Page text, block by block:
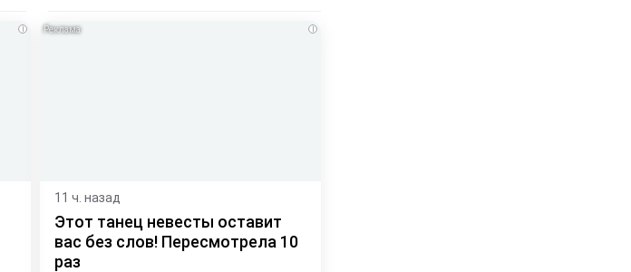
i i
11 ч. назад
Этот танец невесты оставит
вас без слов! Пересмотрела 10
раз